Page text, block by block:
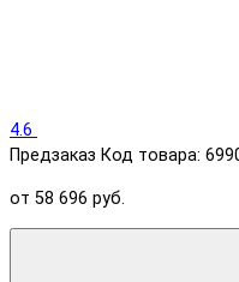
4.6
Предзаказ Код товара:
от 58 696 руб.